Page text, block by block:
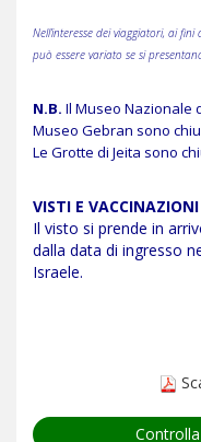
Nell’interesse dei viaggiatori, ai
può essere variato se si
N.B. Il Museo Nazionale
Museo Gebran sono
Le Grotte di Jeita sono
VISTI E VACCINAZIONI
Il visto si prende in
dalla data di ingresso
Israele.